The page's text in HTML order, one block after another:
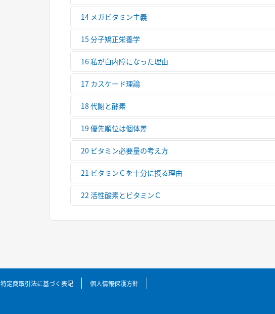
14 メガビタミン主義
15 分子矯正栄養学
16 私が白内障になった理由
17 カスケード理論
18 代謝と酵素
19 優先順位は個体差
20 ビタミン必要量の考え方
21 ビタミンＣを十分に摂る理由
22 活性酸素とビタミンＣ
特定商取引法に基づく表記 個人情報保護方針